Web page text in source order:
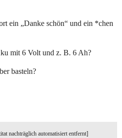
ein „Danke schön“ und ein *chen
mit 6 Volt und z. B. 6 Ah?
basteln?
nachträglich automatisiert entfernt]